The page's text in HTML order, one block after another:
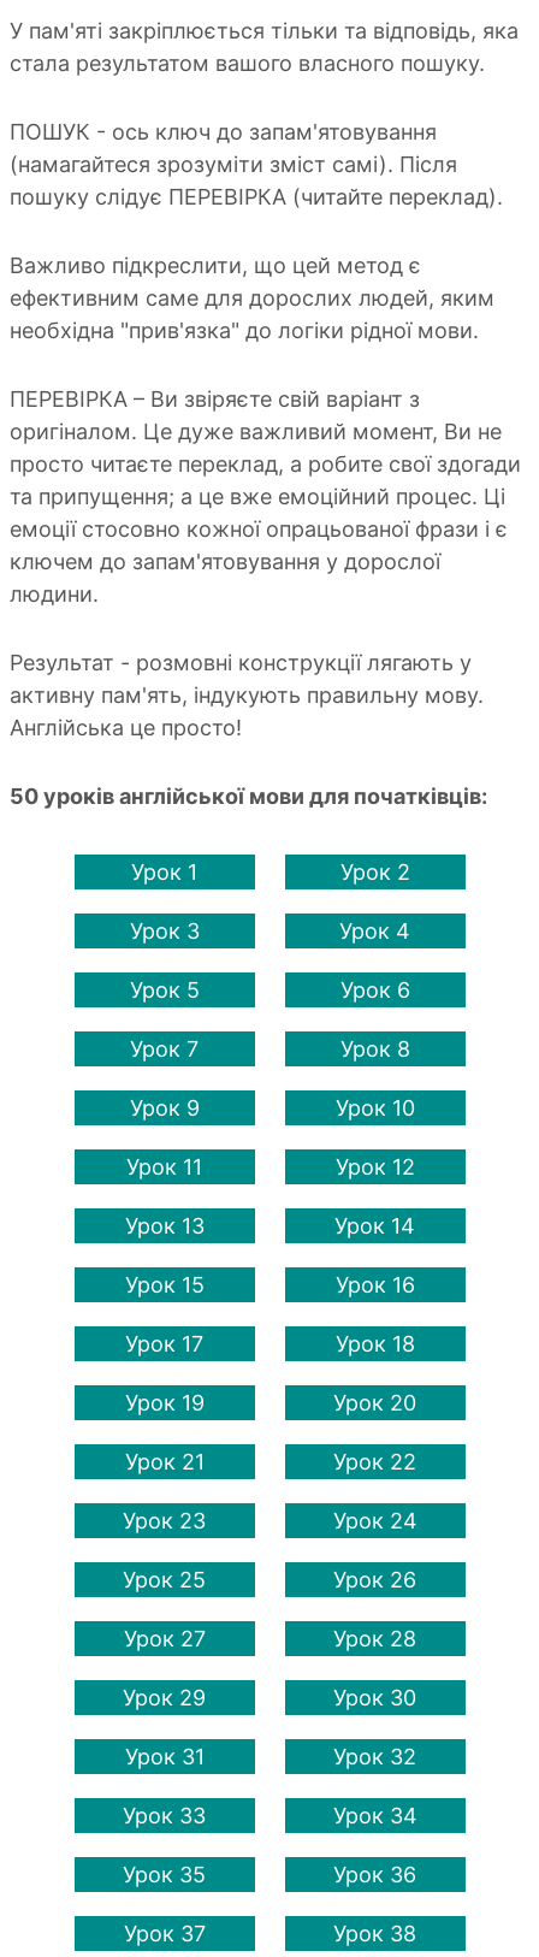
У пам'яті закріплюється тільки та відповідь, яка
стала результатом вашого власного пошуку.
ПОШУК - ось ключ до запам'ятовування
(намагайтеся зрозуміти зміст самі). Після
пошуку слідує ПЕРЕВІРКА (читайте переклад).
Важливо підкреслити, що цей метод є
ефективним саме для дорослих людей, яким
необхідна "прив'язка" до логіки рідної мови.
ПЕРЕВІРКА – Ви звіряєте свій варіант з
оригіналом. Це дуже важливий момент, Ви не
просто читаєте переклад, а робите свої здогади
та припущення; а це вже емоційний процес. Ці
емоції стосовно кожної опрацьованої фрази і є
ключем до запам'ятовування у дорослої
людини.
Результат - розмовні конструкції лягають у
активну пам'ять, індукують правильну мову.
Англійська це просто!
50 уроків англійської мови для початківців:
Урок 1 Урок 2
Урок 3 Урок 4
Урок 5 Урок 6
Урок 7 Урок 8
Урок 9 Урок 10
Урок 11 Урок 12
Урок 13 Урок 14
Урок 15 Урок 16
Урок 17 Урок 18
Урок 19 Урок 20
Урок 21 Урок 22
Урок 23 Урок 24
Урок 25 Урок 26
Урок 27 Урок 28
Урок 29 Урок 30
Урок 31 Урок 32
Урок 33 Урок 34
Урок 35 Урок 36
Урок 37 Урок 38